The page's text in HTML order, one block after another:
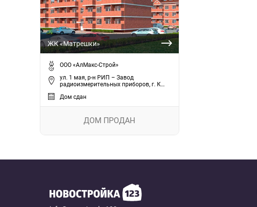
ЖК «Матрешки»
ООО «АлМакс-Строй»
ул. 1 мая, р-н РИП – Завод
радиоизмерительных приборов, г. К…
Дом сдан
ДОМ ПРОДАН